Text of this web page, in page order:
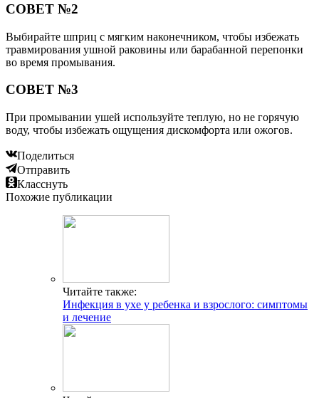
СОВЕТ №2
Выбирайте шприц с мягким наконечником, чтобы избежать
травмирования ушной раковины или барабанной перепонки
во время промывания.
СОВЕТ №3
При промывании ушей используйте теплую, но не горячую
воду, чтобы избежать ощущения дискомфорта или ожогов.
Поделиться
Отправить
Класснуть
Похожие публикации
Читайте также:
Инфекция в ухе у ребенка и взрослого: симптомы
и лечение